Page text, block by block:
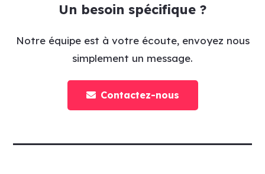
Un besoin spécifique ?
Notre équipe est à votre écoute, envoyez nous
simplement un message.
Contactez-nous